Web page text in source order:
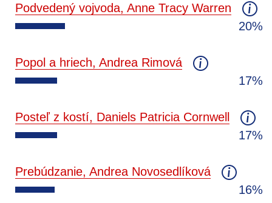
Podvedený vojvoda, Anne Tracy Warren
20%
Popol a hriech, Andrea Rimová
17%
Posteľ z kostí, Daniels Patricia Cornwell
17%
Prebúdzanie, Andrea Novosedlíková
16%